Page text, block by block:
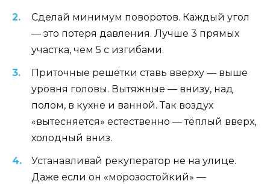
Сделай минимум поворотов. Каждый угол
— это потеря давления. Лучше 3 прямых
участка, чем 5 с изгибами.
Приточные решётки ставь вверху — выше
уровня головы. Вытяжные — внизу, над
полом, в кухне и ванной. Так воздух
«вытесняется» естественно — тёплый вверх,
холодный вниз.
Устанавливай рекуператор не на улице.
Даже если он «морозостойкий» —